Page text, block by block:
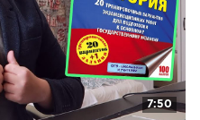
7:50